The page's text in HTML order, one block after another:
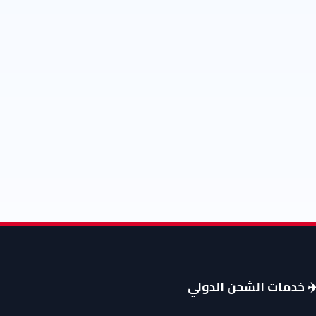
خدمات الشحن الدولي